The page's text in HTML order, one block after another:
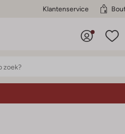
Klantenservice